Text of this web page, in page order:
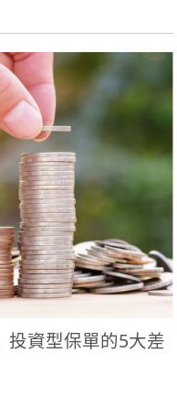
資型保單的5大差